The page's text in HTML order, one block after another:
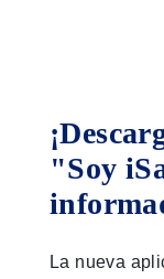
"Soy
La nueva